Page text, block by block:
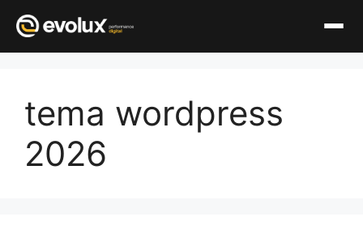
conteúdo
tema wordpress
2026